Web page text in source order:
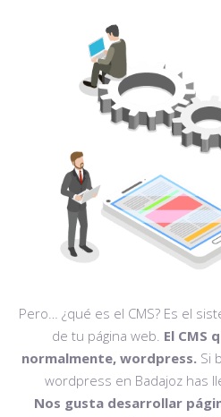
Pero… ¿qué es el CMS? Es el
de tu página web. El CMS
normalmente, wordpress. Si
wordpress en Badajoz has
Nos gusta desarrollar